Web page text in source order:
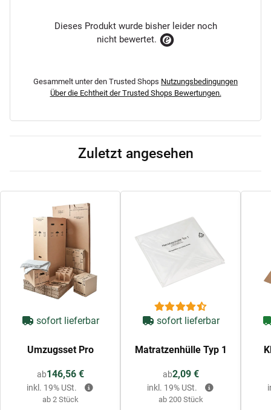
Dieses Produkt wurde bisher leider noch
nicht bewertet.
Gesammelt unter den Trusted Shops Nutzungsbedingungen
Über die Echtheit der Trusted Shops Bewertungen.
Zuletzt angesehen
sofort lieferbar
Umzugsset Pro
ab146,56 €
ab 2 Stück
inkl. 19% USt.
sofort lieferbar
Matratzenhülle Typ 1
ab2,09 €
ab 200 Stück
inkl. 19% USt.